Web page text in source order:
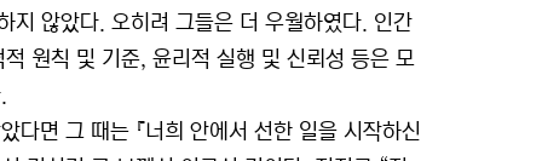
지 않았다. 오히려 그들은 더 우월하였다. 인간
원칙 및 기준, 윤리적 실행 및 신뢰성 등은 모
다면 그 때는 『너희 안에서 선한 일을 시작하신